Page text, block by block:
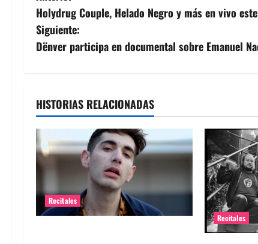
a
v
g
a
c
i
ó
Holydrug Couple, Helado Negro y más en vivo
Siguiente:
Dënver participa en documental sobre Emanuel
HISTORIAS RELACIONADAS
Recitales
Recitales